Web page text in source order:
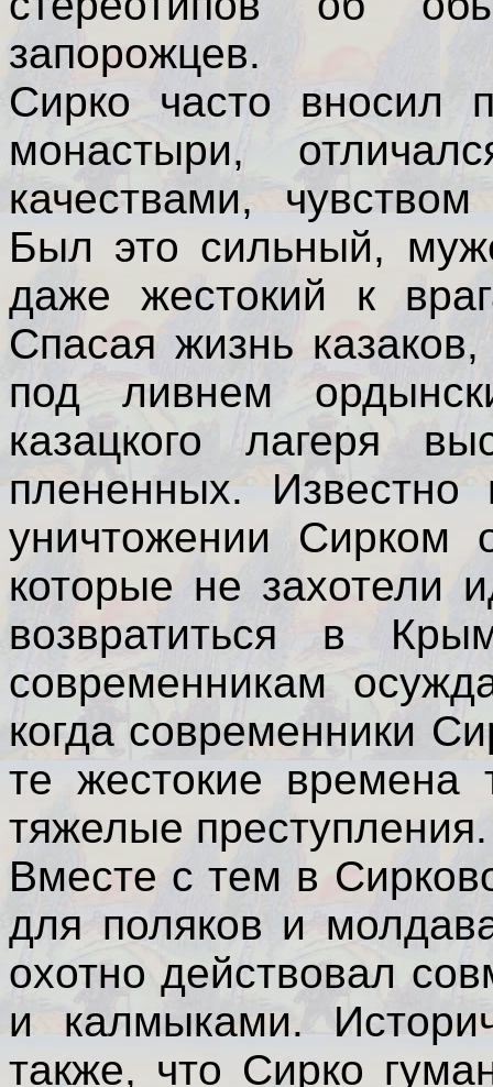
запорожцев.
Сирко часто вносил
монастыри,
качествами,
Был это сильный,
даже жестокий к
Спасая жизнь
под ливнем
казацкого лагеря
плененных.
уничтожении Сирком
которые не захотели
возвратиться в
современникам
когда современники
те жестокие времена
тяжелые преступления.
Вместе с тем в
для поляков и
охотно действовал
и калмыками.
также, что Сирко